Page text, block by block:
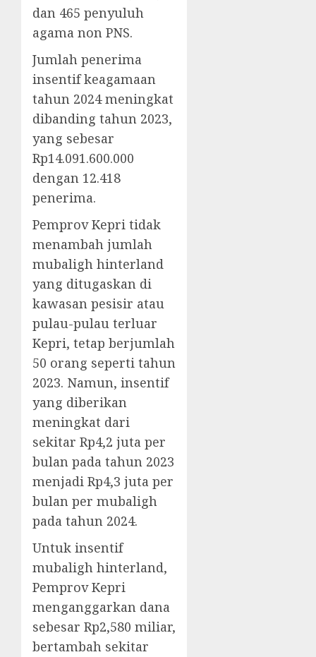
dan 465 penyuluh
agama non PNS.
Jumlah penerima
insentif keagamaan
tahun 2024 meningkat
dibanding tahun 2023,
yang sebesar
Rp14.091.600.000
dengan 12.418
penerima.
Pemprov Kepri tidak
menambah jumlah
mubaligh hinterland
yang ditugaskan di
kawasan pesisir atau
pulau-pulau terluar
Kepri, tetap berjumlah
50 orang seperti tahun
2023. Namun, insentif
yang diberikan
meningkat dari
sekitar Rp4,2 juta per
bulan pada tahun 2023
menjadi Rp4,3 juta per
bulan per mubaligh
pada tahun 2024.
Untuk insentif
mubaligh hinterland,
Pemprov Kepri
menganggarkan dana
sebesar Rp2,580 miliar,
bertambah sekitar